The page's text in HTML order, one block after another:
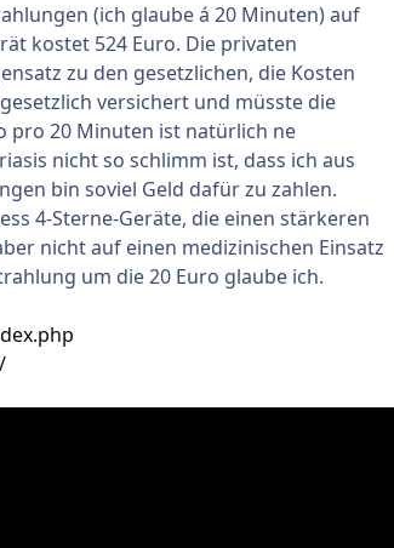
(ich glaube á 20 Minuten) auf
kostet 524 Euro. Die privaten
zu den gesetzlichen, die Kosten
versichert und müsste die
pro 20 Minuten ist natürlich ne
nicht so schlimm ist, dass ich aus
bin soviel Geld dafür zu zahlen.
4-Sterne-Geräte, die einen stärkeren
nicht auf einen medizinischen Einsatz
um die 20 Euro glaube ich.